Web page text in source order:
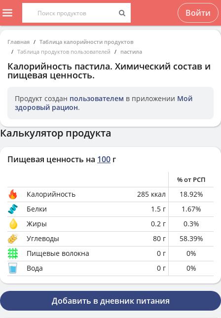
Войти
Главная
Таблица калорийности продуктов
Таблица продуктов пользователей
пастила
Калорийность пастила. Химический состав и
пищевая ценность.
Продукт создан пользователем в приложении Мой
здоровый рацион.
Калькулятор продукта
Пищевая ценность на 100 г
% от РСП
Калорийность 285 ккал 18.92%
Белки
1.5 г 1.67%
Жиры
0.2 г 0.3%
Углеводы
80 г 58.39%
Пищевые волокна
0 г 0%
Вода
0 г 0%
Добавить в дневник питания